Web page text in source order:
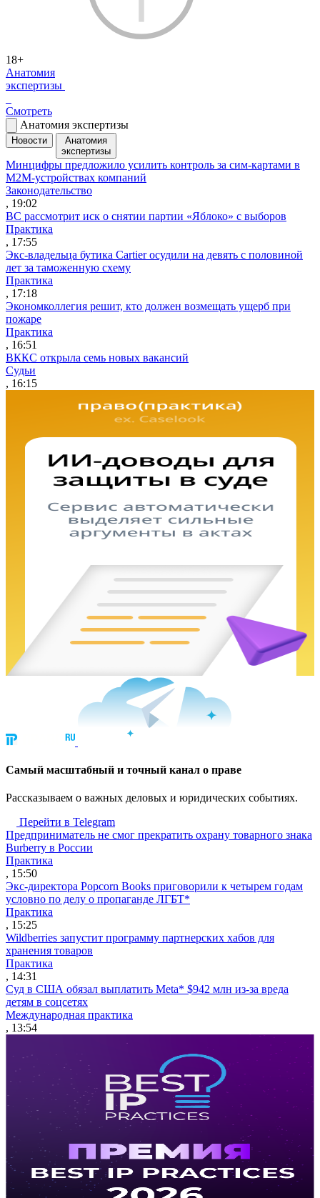
18+
Анатомия
экспертизы
Смотреть
Анатомия экспертизы
Новости
Анатомия
экспертизы
Минцифры предложило усилить контроль за сим-картами в
M2M-устройствах компаний
Законодательство
, 19:02
ВС рассмотрит иск о снятии партии «Яблоко» с выборов
Практика
, 17:55
Экс-владельца бутика Cartier осудили на девять с половиной
лет за таможенную схему
Практика
, 17:18
Экономколлегия решит, кто должен возмещать ущерб при
пожаре
Практика
, 16:51
ВККС открыла семь новых вакансий
Судьи
, 16:15
Cамый масштабный и точный канал о праве
Рассказываем о важных деловых и юридических событиях.
Перейти в Telegram
Предприниматель не смог прекратить охрану товарного знака
Burberry в России
Практика
, 15:50
Экс-директора Popcorn Books приговорили к четырем годам
условно по делу о пропаганде ЛГБТ*
Практика
, 15:25
Wildberries запустит программу партнерских хабов для
хранения товаров
Практика
, 14:31
Суд в США обязал выплатить Meta* $942 млн из-за вреда
детям в соцсетях
Международная практика
, 13:54